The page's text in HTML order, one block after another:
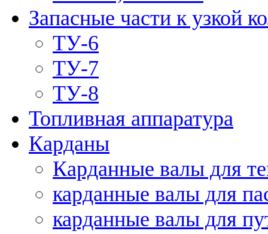
Запасные части к узкой
ТУ-6
ТУ-7
ТУ-8
Топливная аппаратура
Карданы
Карданные валы для
карданные валы для
карданные валы для